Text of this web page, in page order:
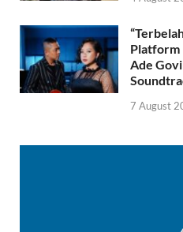
Platform
Ade
7 August